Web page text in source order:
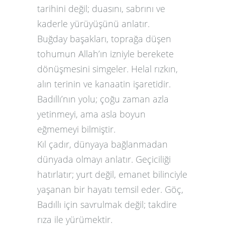
tarihini değil; duasını, sabrını ve
kaderle yürüyüşünü anlatır.
Buğday başakları, toprağa düşen
tohumun Allah’ın izniyle berekete
dönüşmesini simgeler. Helal rızkın,
alın terinin ve kanaatin işaretidir.
Badıllı’nın yolu; çoğu zaman azla
yetinmeyi, ama asla boyun
eğmemeyi bilmiştir.
Kıl çadır, dünyaya bağlanmadan
dünyada olmayı anlatır. Geçiciliği
hatırlatır; yurt değil, emanet bilinciyle
yaşanan bir hayatı temsil eder. Göç,
Badıllı için savrulmak değil; takdire
rıza ile yürümektir.